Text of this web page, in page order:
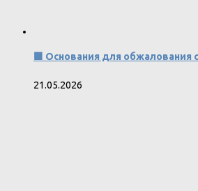
🟩 Основания для обжалования
21.05.2026